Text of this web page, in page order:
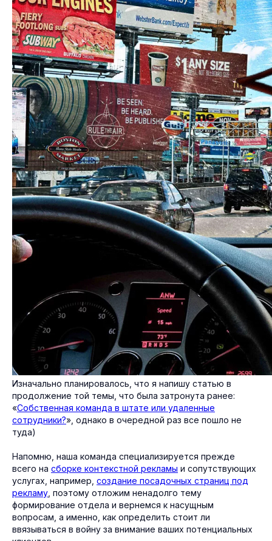
Изначально планировалось, что я напишу статью в
продолжение той темы, что была затронута ранее:
«Собственная команда в штате или удаленные
сотрудники?», однако в очередной раз все пошло не
туда)
Напомню, наша команда специализируется прежде
всего на сборке контекстной рекламы и сопутствующих
услугах, например, создание посадочных страниц под
рекламу , поэтому отложим ненадолго тему
формирование отдела и вернемся к насущным
вопросам, а именно, как определить стоит ли
ввязываться в войну за внимание ваших потенциальных